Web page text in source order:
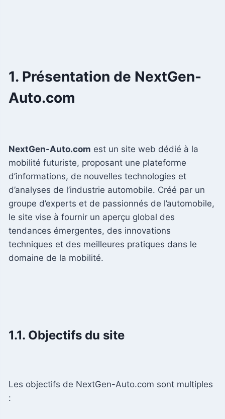
1. Présentation de NextGen-
Auto.com
NextGen-Auto.com est un site web dédié à la
mobilité futuriste, proposant une plateforme
d’informations, de nouvelles technologies et
d’analyses de l’industrie automobile. Créé par un
groupe d’experts et de passionnés de l’automobile,
le site vise à fournir un aperçu global des
tendances émergentes, des innovations
techniques et des meilleures pratiques dans le
domaine de la mobilité.
1.1. Objectifs du site
Les objectifs de NextGen-Auto.com sont multiples
: